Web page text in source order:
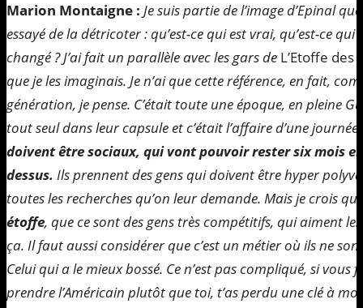
Marion Montaigne : Je suis partie de l’image d’Epinal
essayé de la détricoter : qu’est-ce qui est vrai, qu’est-ce qui
changé ? J’ai fait un parallèle avec les gars de L’Etoffe des
que je les imaginais. Je n’ai que cette référence, en fait,
génération, je pense. C’était toute une époque, en pleine
tout seul dans leur capsule et c’était l’affaire d’une
doivent être sociaux, qui vont pouvoir rester six mois
dessus. Ils prennent des gens qui doivent être hyper
toutes les recherches qu’on leur demande. Mais je crois
étoffe, que ce sont des gens très compétitifs, qui aiment
ça. Il faut aussi considérer que c’est un métier où ils ne
Celui qui a le mieux bossé. Ce n’est pas compliqué, si
prendre l’Américain plutôt que toi, t’as perdu une clé à